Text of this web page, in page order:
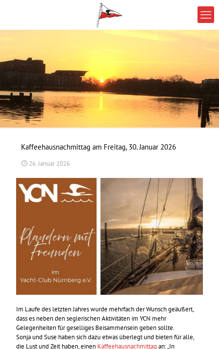
Kaffeehausnachmittag am Freitag, 30. Januar 2026
26. Januar 2026
Im Laufe des letzten Jahres wurde mehrfach der Wunsch geäußert,
dass es neben den seglerischen Aktivitäten im YCN mehr
Gelegenheiten für geselliges Beisammensein geben sollte.
Sonja und Suse haben sich dazu etwas überlegt und bieten für alle,
die Lust und Zeit haben, einen Kaffeehausnachmittag an: „In